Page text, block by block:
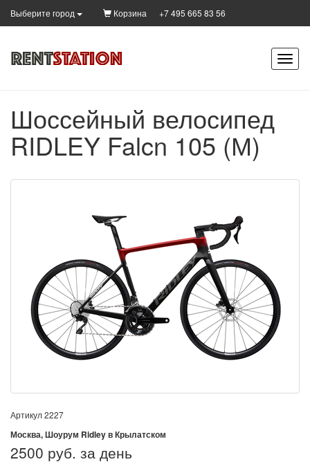
Выберите город Корзина +7 495 665 83 56
Шоссейный велосипед
RIDLEY Falcn 105 (М)
Артикул2227
Москва, Шоурум Ridley в Крылатском
2500 руб. за день